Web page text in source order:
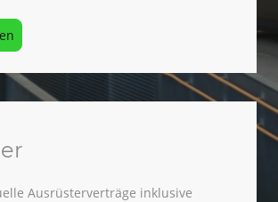
Ausrüsterverträge inklusive